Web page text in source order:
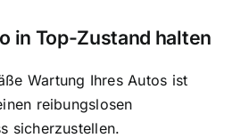
in Top-Zustand halten
Wartung Ihres Autos ist
reibungslosen
sicherzustellen.